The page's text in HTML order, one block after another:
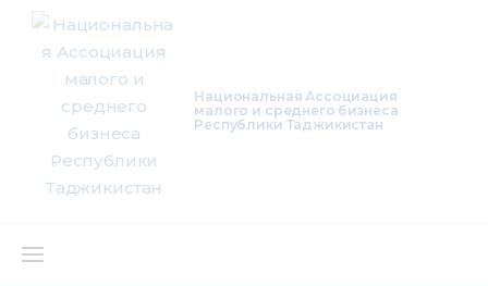
Национальная Ассоциация
малого и среднего бизнеса
Республики Таджикистан